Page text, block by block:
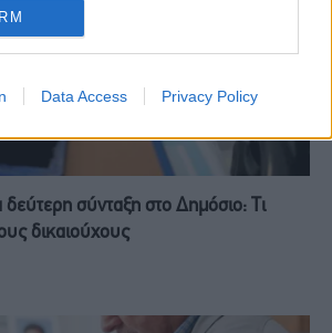
Data Access Privacy Policy
σύνταξη στο Δημόσιο: Τι
δικαιούχους